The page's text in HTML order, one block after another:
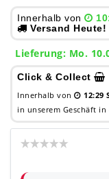
Innerhalb von
Versand Heute!
Lieferung: Mo.
Click & Collect
Innerhalb von 12:29
in unserem Geschäft